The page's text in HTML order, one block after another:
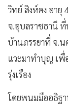
วิทย์ สิงห์คง อายุ
จ.อุบลราชธานี
บ้านภรรยาที่ จ.น
แวะมาทำบุญ เพื่
รุ่งเรือง
โดยพนมมืออธิฐ